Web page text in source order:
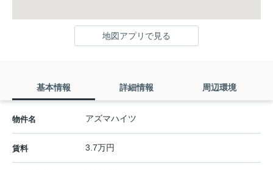
地図アプリで見る
基本情報 詳細情報 周辺環境
物件名 アズマハイツ
賃料 3.7万円